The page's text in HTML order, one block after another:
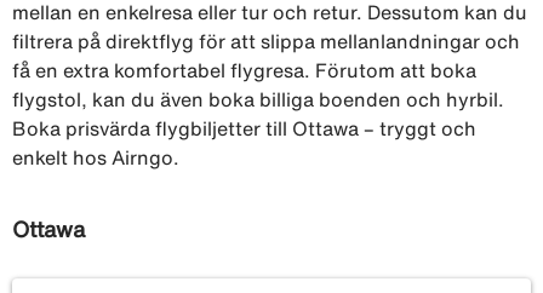
mellan en enkelresa eller tur och retur. Dessutom kan du
filtrera på direktflyg för att slippa mellanlandningar och
få en extra komfortabel flygresa. Förutom att boka
flygstol, kan du även boka billiga boenden och hyrbil.
Boka prisvärda flygbiljetter till Ottawa – tryggt och
enkelt hos Airngo.
Ottawa